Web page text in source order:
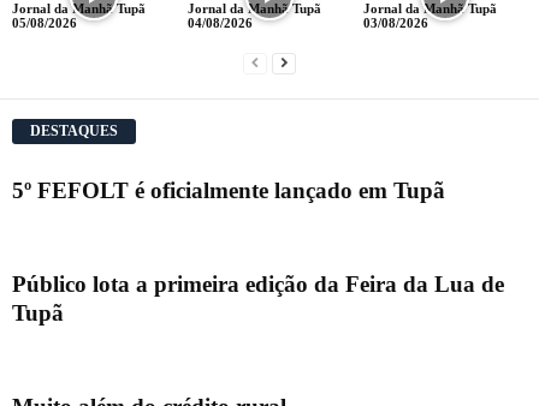
Jornal da Manhã Tupã
05/08/2026
Jornal da Manhã Tupã
04/08/2026
Jornal da Manhã Tupã
03/08/2026
DESTAQUES
5º FEFOLT é oficialmente lançado em Tupã
Público lota a primeira edição da Feira da Lua de
Tupã